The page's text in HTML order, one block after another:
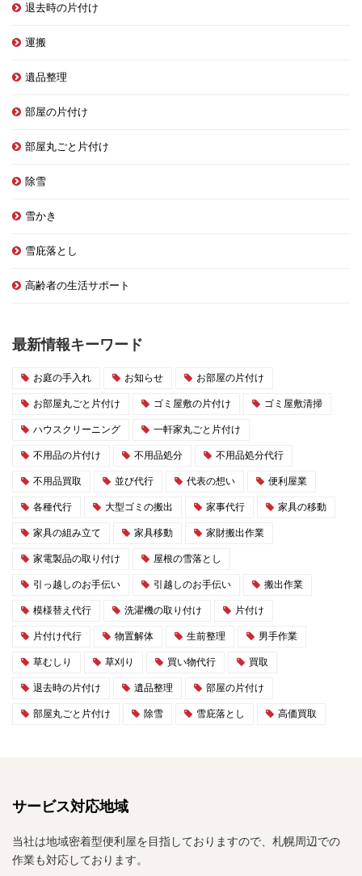
退去時の片付け
運搬
遺品整理
部屋の片付け
部屋丸ごと片付け
除雪
雪かき
雪庇落とし
高齢者の生活サポート
最新情報キーワード
お庭の手入れ お知らせ お部屋の片付け
お部屋丸ごと片付け ゴミ屋敷の片付け ゴミ屋敷清掃
ハウスクリーニング 一軒家丸ごと片付け
不用品の片付け 不用品処分 不用品処分代行
不用品買取 並び代行 代表の想い 便利屋業
各種代行 大型ゴミの搬出 家事代行 家具の移動
家具の組み立て 家具移動 家財搬出作業
家電製品の取り付け 屋根の雪落とし
引っ越しのお手伝い 引越しのお手伝い 搬出作業
模様替え代行 洗濯機の取り付け 片付け
片付け代行 物置解体 生前整理 男手作業
草むしり 草刈り 買い物代行 買取
退去時の片付け 遺品整理 部屋の片付け
部屋丸ごと片付け 除雪 雪庇落とし 高価買取
サービス対応地域
当社は地域密着型便利屋を目指しておりますので、札幌周辺での
作業も対応しております。